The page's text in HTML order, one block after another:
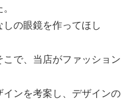
の眼鏡を作ってほし
で、当店がファッション
ンを考案し、デザインの